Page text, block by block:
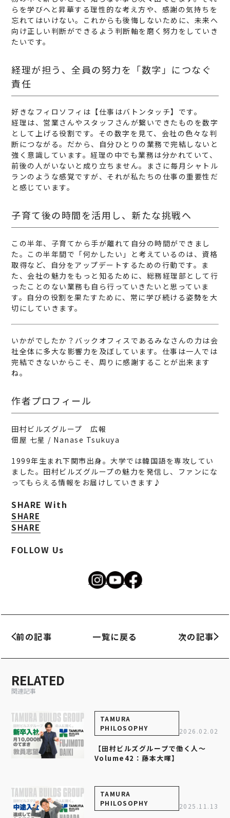
らを学びへと昇華する理性的な考え方や、感謝の気持ちを
忘れてはいけない。これからも後悔しないために、未来へ
向け正しい判断ができるよう判断軸を磨く努力をしていき
たいです。
経理が担う、全員の努力を「数字」につなぐ
責任
好きなフィロソフィは【仕事はバトンタッチ】です。
経理は、営業さんやスタッフさんが繋いできたものを数字
として上げる役割です。その数字を見て、会社の色々な判
断につながる。だから、自分ひとりの業務で完結しないと
強く意識しています。経理の中でも業務は分かれていて、
前後の人がいないと成り立ちません。まさに毎月シャトル
ランのような感覚ですが、それが私たちの仕事の重要性だ
と感じています。
子育て後の時間を活用し、新たな挑戦へ
この半年、子育てから手が離れて自分の時間ができまし
た。この半年間で「何かしたい」と考えているのは、資格
取得など、自分をアップデートするための行動です。ま
た、会社の魅力をもっと知るために、総務経理部として行
ったことのない業務も自ら行っていきたいと思っていま
す。自分の役割を果たすために、常に学び続ける姿勢を大
切にしていきます。
いかがでしたか？バックオフィスであるみなさんの力は会
社全体に多大な影響力を及ぼしています。仕事は一人では
完結できないからこそ、周りに感謝することが出来ます
ね。
作者プロフィール
田村ビルズグループ 広報
佃屋 七星 / Nanase Tsukuya
1999年生まれ下関市出身。大学では韓国語を専攻してい
ました。田村ビルズグループの魅力を発信し、ファンにな
ってもらえる情報をお届けしていきます♪
SHARE With
SHARE
SHARE
FOLLOW Us
前の記事 一覧に戻る 次の記事
RELATED
関連記事
TAMURA
PHILOSOPHY
2026.02.02
【田村ビルズグループで働く人～
Volume42：藤本大暉】
TAMURA
PHILOSOPHY
2025.11.13